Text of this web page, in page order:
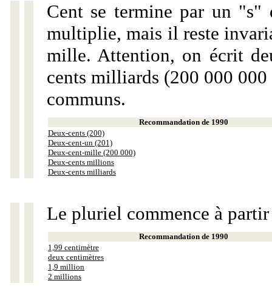
Cent se termine par un "s"
multiplie, mais il reste
mille. Attention, on écrit
cents milliards (200 000
communs.
Recommandation de 1990
Deux-cents (200)
Deux-cent-un (201)
Deux-cent-mille (200 000)
Deux-cents millions
Deux-cents milliards
Le pluriel commence à
Recommandation de 1990
1,99 centimètre
deux centimètres
1,9 million
2 millions